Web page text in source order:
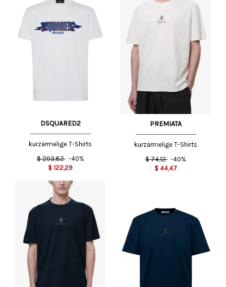
DSQUARED2
kurzärmelige T-Shirts
$ 203,82 -40%
$ 122,29
PREMIATA
kurzärmelige T-Shirts
$ 74,12 -40%
$ 44,47